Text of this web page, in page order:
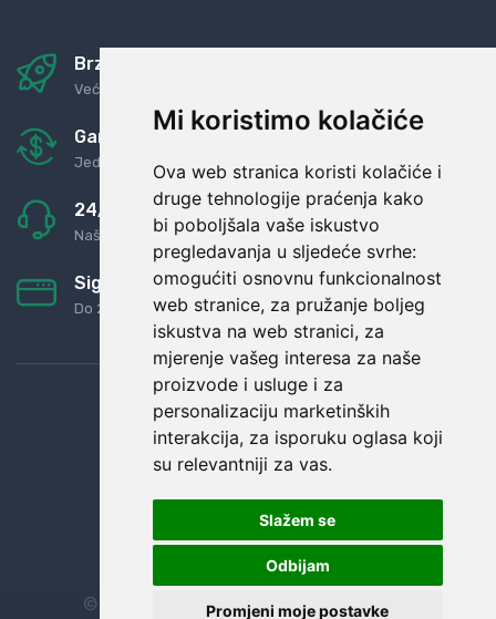
Mi koristimo kolačiće
Ova web stranica koristi kolačiće i
druge tehnologije praćenja kako
bi poboljšala vaše iskustvo
pregledavanja u sljedeće svrhe:
omogućiti osnovnu funkcionalnost
web stranice, za pružanje boljeg
iskustva na web stranici, za
mjerenje vašeg interesa za naše
proizvode i usluge i za
personalizaciju marketinških
interakcija, za isporuku oglasa koji
su relevantniji za vas.
Slažem se
Odbijam
Promjeni moje postavke
Brza i sigurna dostava
Već za nekoliko dana kod vas
Garancija u povrat novaca
Jednostavno pravilo: Roba za novac
24/7 odlična podrška
Naši agenti uvijek na raspolaganju
Sigurno obročno plaćanje
Do 24 rata bez kamata
© Sva prava zadržana. Dopi grupa d.o.o.